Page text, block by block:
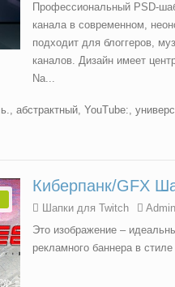
Профессиональный PSD-
канала в современном,
подходит для блоггеров,
каналов. Дизайн имеет
Na...
, абстрактный, YouTube:,
Киберпанк/GFX
Шапки для Twitch Admin
Это изображение –
рекламного баннера в